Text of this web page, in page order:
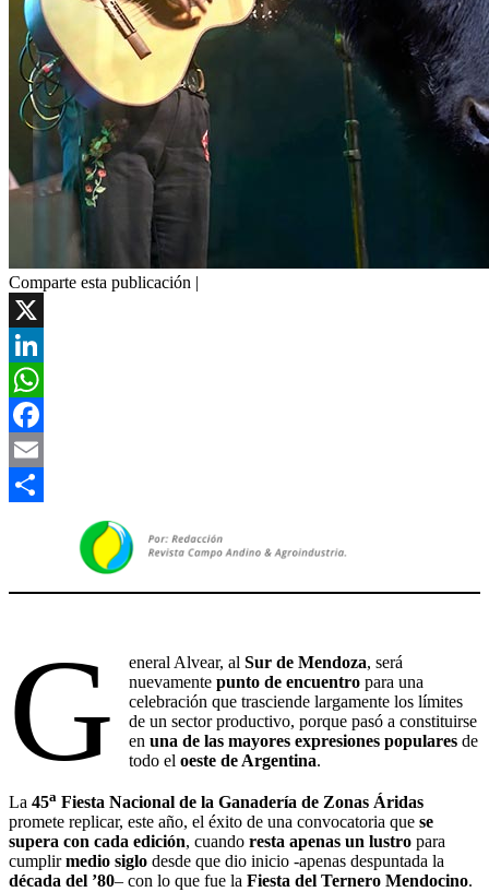
Comparte esta publicación |
X
LinkedIn
WhatsApp
Facebook
Email
G eneral Alvear, alSur de Mendoza, será
nuevamentepunto de encuentro para una
celebración que trasciende largamente los límites
de un sector productivo, porque pasó a constituirse
enuna de las mayores expresiones populares de
todo eloeste de Argentina.
La 45a Fiesta Nacional de la Ganadería de Zonas Áridas
promete replicar, este año, el éxito de una convocatoria que se
supera con cada edición, cuando resta apenas un lustro para
cumplirmedio siglo desde que dio inicio -apenas despuntada la
década del ’80– con lo que fue la Fiesta del Ternero Mendocino.